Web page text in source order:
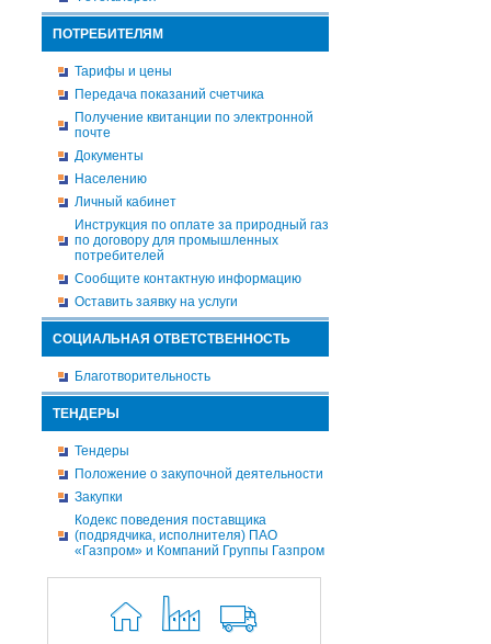
ПОТРЕБИТЕЛЯМ
Тарифы и цены
Передача показаний счетчика
Получение квитанции по электронной
почте
Документы
Населению
Личный кабинет
Инструкция по оплате за природный газ
по договору для промышленных
потребителей
Сообщите контактную информацию
Оставить заявку на услуги
СОЦИАЛЬНАЯ ОТВЕТСТВЕННОСТЬ
Благотворительность
ТЕНДЕРЫ
Тендеры
Положение о закупочной деятельности
Закупки
Кодекс поведения поставщика
(подрядчика, исполнителя) ПАО
«Газпром» и Компаний Группы Газпром